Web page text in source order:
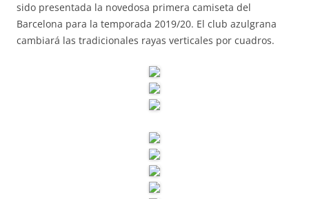
sido presentada la novedosa primera camiseta del
Barcelona para la temporada 2019/20. El club azulgrana
cambiará las tradicionales rayas verticales por cuadros.